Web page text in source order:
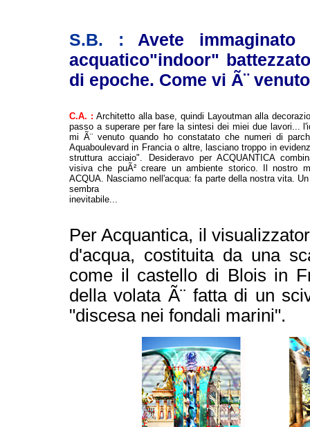
S.B. : Avete
acquatico"indoor"
di epoche. Come vi Ã¨
C.A. :Architetto alla base, quindi Layoutman alla
passo a superare per fare la sintesi dei miei due lavori...
mi Ã¨ venuto quando ho constatato che numeri di
Aquaboulevard in Francia o altre, lasciano troppo in
struttura acciaio". Desideravo per ACQUANTICA
visiva che puÃ² creare un ambiente storico. Il nostro
ACQUA. Nasciamo nell'acqua: fa parte della nostra vita.
sembra
inevitabile...
Per Acquantica, il
d'acqua, costituita da una
come il castello di Blois in
della volata Ã¨ fatta di un
"discesa nei fondali marini".